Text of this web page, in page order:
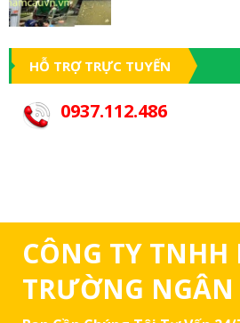
HỖ TRỢ TRỰC TUYẾN
0937.112.486
CÔNG TY TNHH
TRƯỜNG